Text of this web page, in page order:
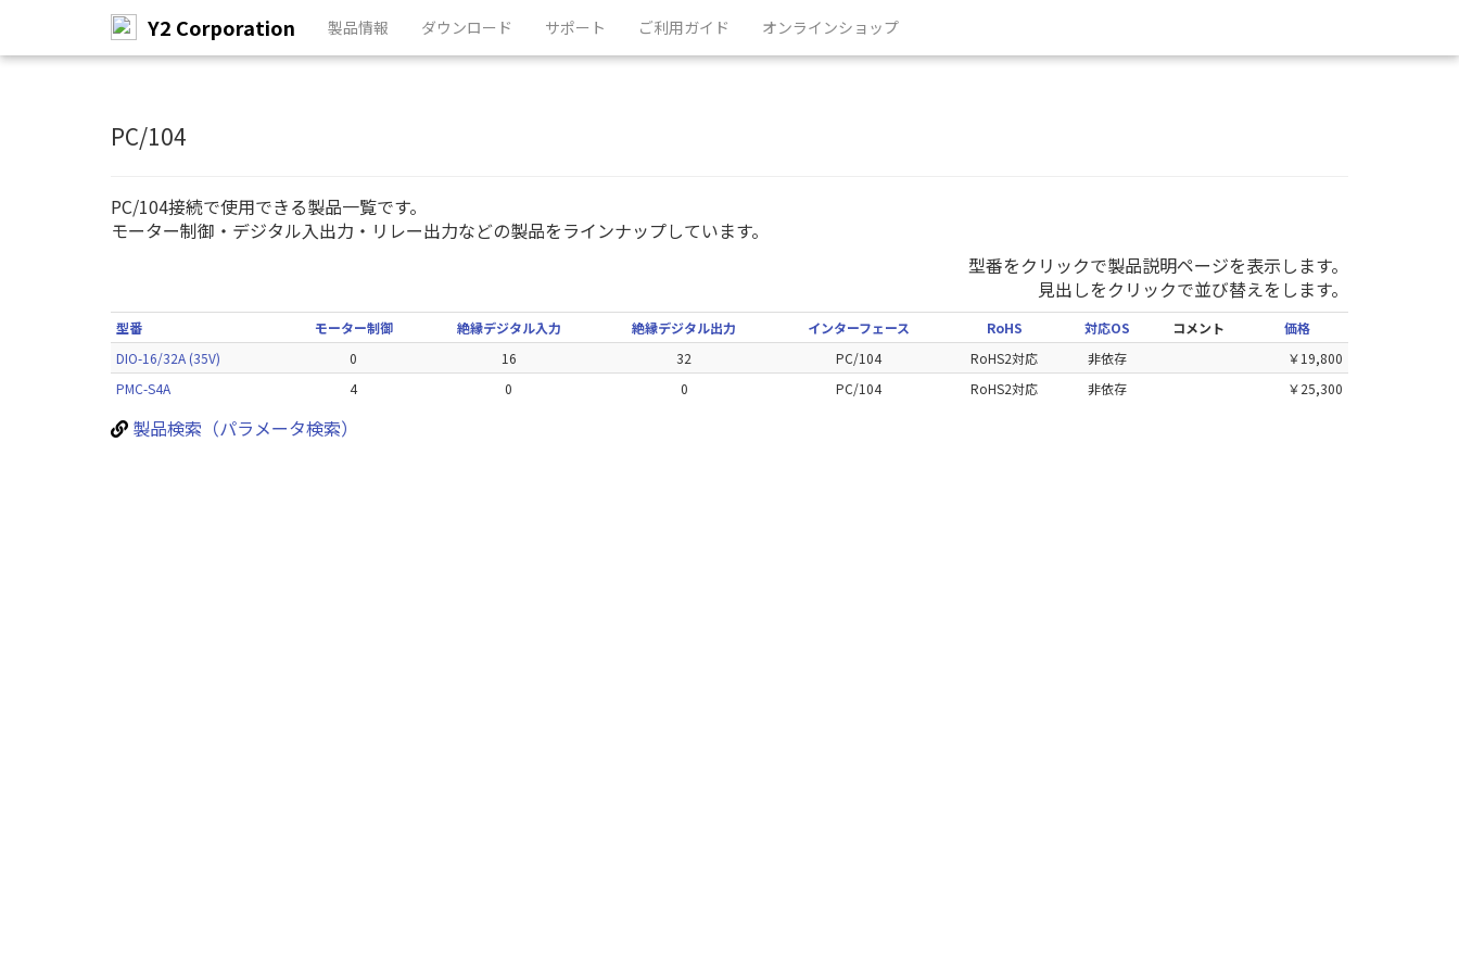
メ
Y2 Corporation 製品情報 ダウンロード サポート ご利用ガイド オンラインショップ
PC/104
PC/104接続で使用できる製品一覧です。
モーター制御・デジタル入出力・リレー出力などの製品をラインナップしています。
型番をクリックで製品説明ページを表示します。
見出しをクリックで並び替えをします。
型番 モーター制御 絶縁デジタル入力 絶縁デジタル出力 インターフェース RoHS 対応OS コメント
価格
DIO-16/32A (35V)
0 16 32 PC/104 RoHS2対応 非依存
￥19,800
PMC-S4A
4 0 0 PC/104 RoHS2対応 非依存 ￥25,300
製品検索（パラメータ検索）